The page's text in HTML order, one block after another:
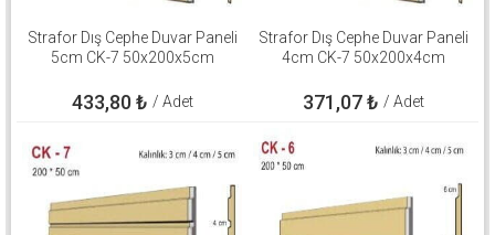
Strafor Dış Cephe Duvar Paneli
5cm CK-7 50x200x5cm
433,80₺ / Adet
Strafor Dış Cephe Duvar Paneli
4cm CK-7 50x200x4cm
371,07₺ / Adet